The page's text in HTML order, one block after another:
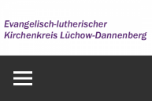
Inhalt
springen
im